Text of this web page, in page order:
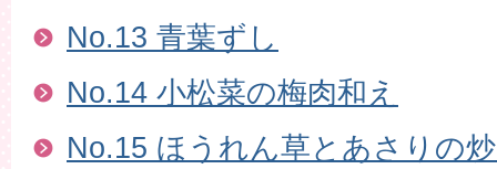
No.13 青葉ずし
No.14 小松菜の梅肉和え
No.15 ほうれん草とあさりの